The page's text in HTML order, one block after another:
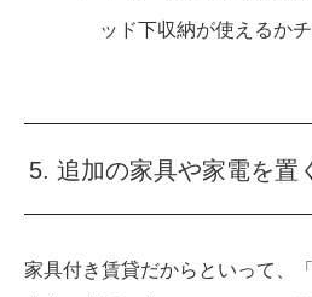
ッド下収納が使えるかチ
5. 追加の家具や家電を置
家具付き賃貸だからといって、